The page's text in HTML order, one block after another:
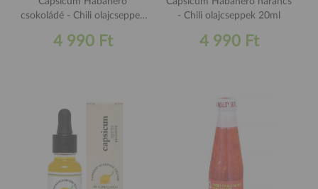
csokoládé - Chili olajcseppek
4 990 Ft
- Chili olajcseppek 20ml
4 990 Ft